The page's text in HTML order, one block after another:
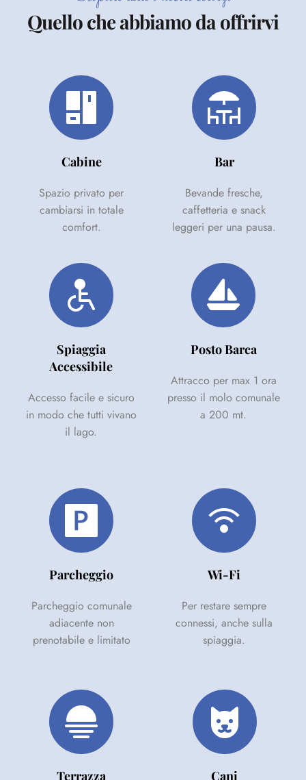
Quello che abbiamo da offrirvi
Cabine
Spazio privato per
cambiarsi in totale
comfort.
Bar
Bevande fresche,
caffetteria e snack
leggeri per una pausa.
Spiaggia
Accessibile
Accesso facile e sicuro
in modo che tutti vivano
il lago.
Posto Barca
Attracco per max 1 ora
presso il molo comunale
a 200 mt.
Parcheggio
Parcheggio comunale
adiacente non
prenotabile e limitato
Wi-Fi
Per restare sempre
connessi, anche sulla
spiaggia.
Terrazza Cani